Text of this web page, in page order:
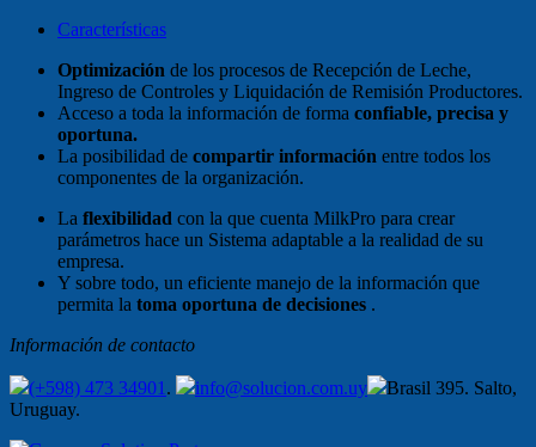
Características
Optimización de los procesos de Recepción de Leche,
Ingreso de Controles y Liquidación de Remisión Productores.
Acceso a toda la información de forma confiable, precisa y
oportuna.
La posibilidad de compartir información entre todos los
componentes de la organización.
La flexibilidad con la que cuenta MilkPro para crear
parámetros hace un Sistema adaptable a la realidad de su
empresa.
Y sobre todo, un eficiente manejo de la información que
permita la toma oportuna de decisiones .
Información de contacto
(+598) 473 34901 . info@solucion.com.uy
Brasil 395. Salto,
Uruguay.